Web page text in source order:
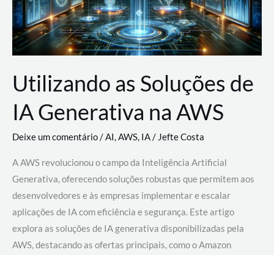
Utilizando as Soluções de
IA Generativa na AWS
Deixe um comentário/AI,AWS, IA/Jefte Costa
A AWS revolucionou o campo da Inteligência Artificial
Generativa, oferecendo soluções robustas que permitem aos
desenvolvedores e às empresas implementar e escalar
aplicações de IA com eficiência e segurança. Este artigo
explora as soluções de IA generativa disponibilizadas pela
AWS, destacando as ofertas principais, como o Amazon